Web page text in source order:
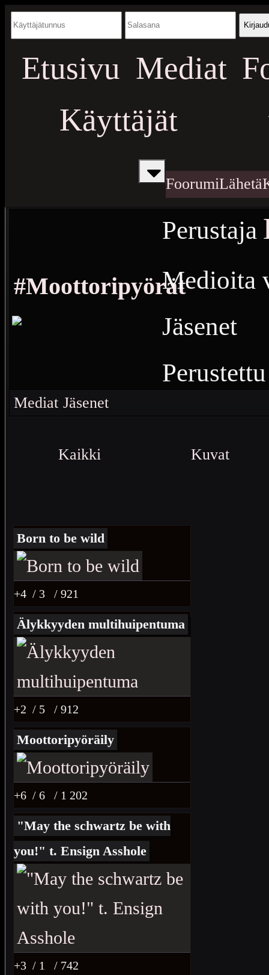
Etusivu Mediat
Käyttäjät
FoorumiLähetä
#Moottoripyörät
Perustaja
Medioita
Jäsenet
Perustettu
45
Mediat Jäsenet
Kaikki Kuvat
Born to be wild
+4 / 3 / 921
Älykkyyden multihuipentuma
+2 / 5 / 912
Moottoripyöräily
+6 / 6 / 1 202
"May the schwartz be with
you!" t. Ensign Asshole
+3 / 1 / 742